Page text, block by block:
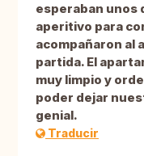
esperaban unos
aperitivo para
acompañaron al
partida. El
muy limpio y
poder dejar
genial.
Traducir